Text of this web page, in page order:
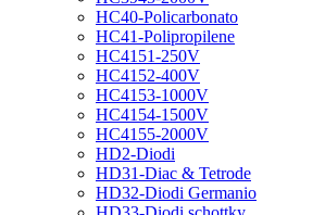
HC40-Policarbonato
HC41-Polipropilene
HC4151-250V
HC4152-400V
HC4153-1000V
HC4154-1500V
HC4155-2000V
HD2-Diodi
HD31-Diac & Tetrode
HD32-Diodi Germanio